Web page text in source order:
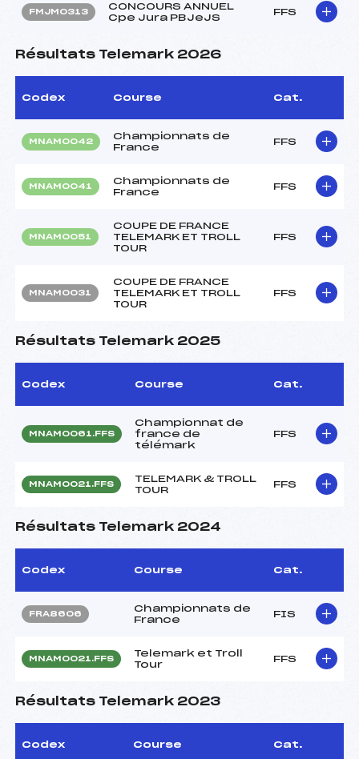
FMJM0313
CONCOURS ANNUEL
Cpe Jura PBJeJS
FFS
Résultats Telemark 2026
Codex Course Cat.
MNAM0042
Championnats de
France
FFS
MNAM0041
Championnats de
France
FFS
MNAM0051
COUPE DE FRANCE
TELEMARK ET TROLL
TOUR
FFS
MNAM0031
COUPE DE FRANCE
TELEMARK ET TROLL
TOUR
FFS
Résultats Telemark 2025
Codex Course Cat.
MNAM0061.FFS
Championnat de
france de
télémark
FFS
MNAM0021.FFS
TELEMARK & TROLL
TOUR
FFS
Résultats Telemark 2024
Codex Course Cat.
FRA8606
Championnats de
France
FIS
MNAM0021.FFS
Telemark et Troll
Tour
FFS
Résultats Telemark 2023
Codex Course Cat.